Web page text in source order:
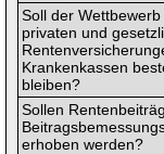
Soll der Wettbewerb
privaten und
Krankenkassen
bleiben?
Sollen
erhoben werden?